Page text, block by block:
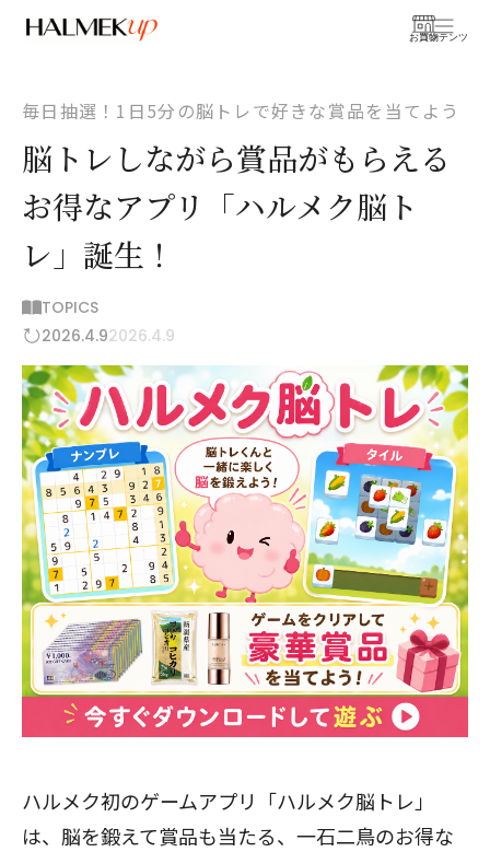
お買物
コンテンツ
毎日抽選！1日5分の脳トレで好きな賞品を当てよう
脳トレしながら賞品がもらえる
お得なアプリ「ハルメク脳ト
レ」誕生！
TOPICS
2026.4.92026.4.9
ハルメク初のゲームアプリ「ハルメク脳トレ」
は、脳を鍛えて賞品も当たる、一石二鳥のお得な